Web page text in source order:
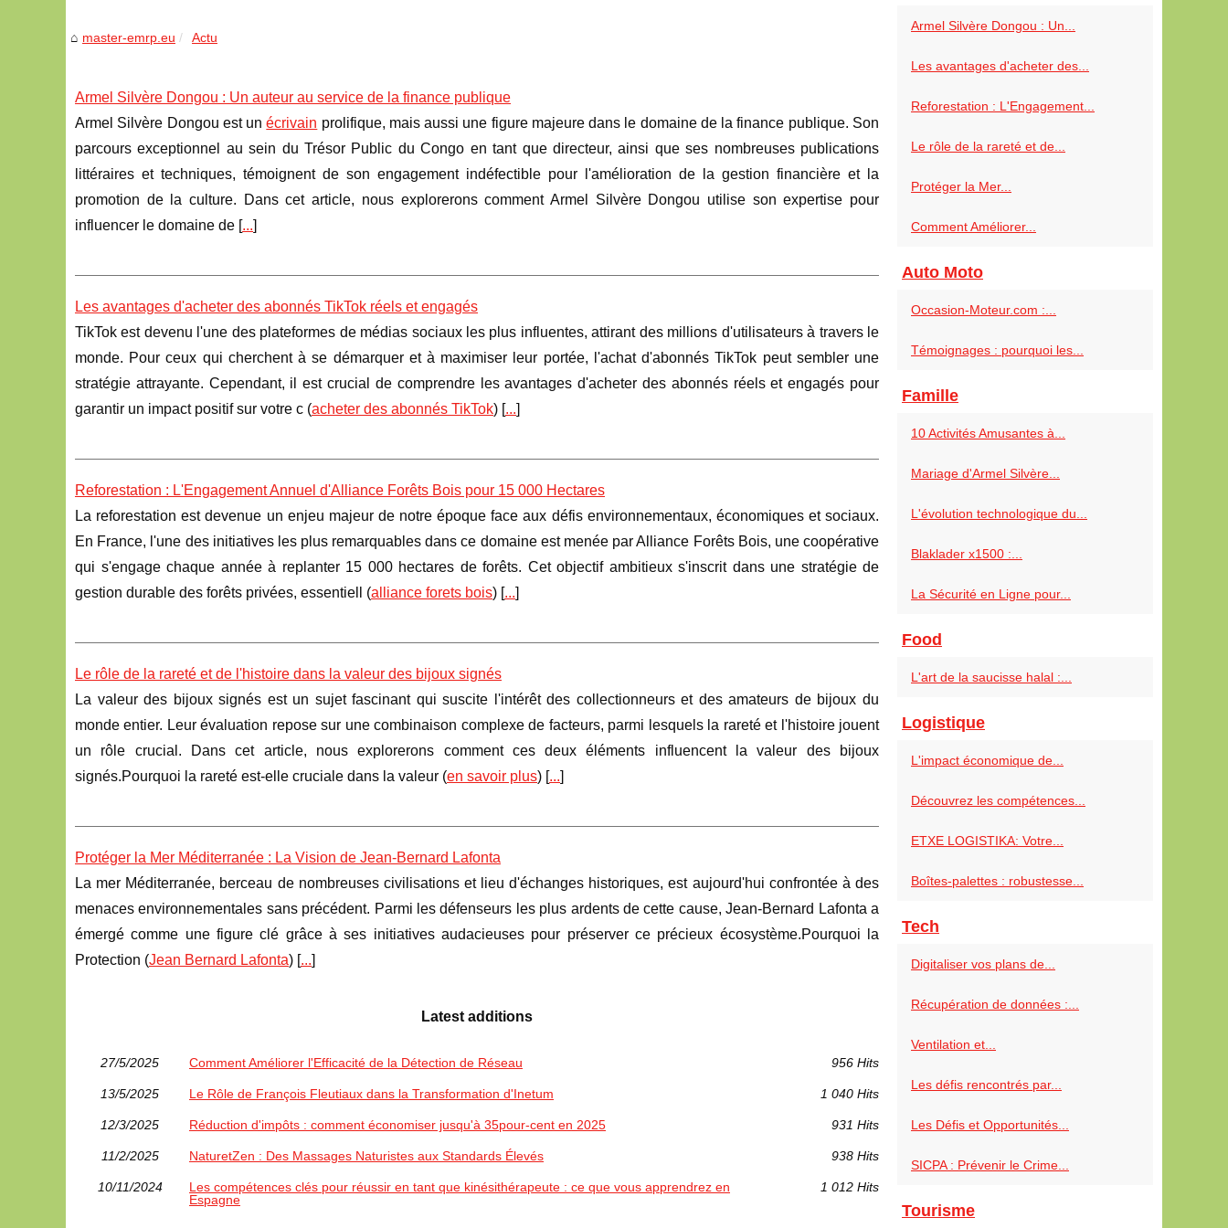
master-emrp.eu Actu
Armel Silvère Dongou : Un auteur au service de la finance publique
Armel Silvère Dongou est unécrivain prolifique, mais aussi une figure majeure dans le domaine de la finance publique. Son
parcours exceptionnel au sein du Trésor Public du Congo en tant que directeur, ainsi que ses nombreuses publications
littéraires et techniques, témoignent de son engagement indéfectible pour l'amélioration de la gestion financière et la
promotion de la culture. Dans cet article, nous explorerons comment Armel Silvère Dongou utilise son expertise pour
influencer le domaine de [...]
Les avantages d'acheter des abonnés TikTok réels et engagés
TikTok est devenu l'une des plateformes de médias sociaux les plus influentes, attirant des millions d'utilisateurs à travers le
monde. Pour ceux qui cherchent à se démarquer et à maximiser leur portée, l'achat d'abonnés TikTok peut sembler une
stratégie attrayante. Cependant, il est crucial de comprendre les avantages d'acheter des abonnés réels et engagés pour
garantir un impact positif sur votre c (acheter des abonnés TikTok) [...]
Reforestation : L'Engagement Annuel d'Alliance Forêts Bois pour 15 000 Hectares
La reforestation est devenue un enjeu majeur de notre époque face aux défis environnementaux, économiques et sociaux.
En France, l'une des initiatives les plus remarquables dans ce domaine est menée par Alliance Forêts Bois, une coopérative
qui s'engage chaque année à replanter 15 000 hectares de forêts. Cet objectif ambitieux s'inscrit dans une stratégie de
gestion durable des forêts privées, essentiell (alliance forets bois) [...]
Le rôle de la rareté et de l'histoire dans la valeur des bijoux signés
La valeur des bijoux signés est un sujet fascinant qui suscite l'intérêt des collectionneurs et des amateurs de bijoux du
monde entier. Leur évaluation repose sur une combinaison complexe de facteurs, parmi lesquels la rareté et l'histoire jouent
un rôle crucial. Dans cet article, nous explorerons comment ces deux éléments influencent la valeur des bijoux
signés.Pourquoi la rareté est-elle cruciale dans la valeur (en savoir plus) [...]
Protéger la Mer Méditerranée : La Vision de Jean-Bernard Lafonta
La mer Méditerranée, berceau de nombreuses civilisations et lieu d'échanges historiques, est aujourd'hui confrontée à des
menaces environnementales sans précédent. Parmi les défenseurs les plus ardents de cette cause, Jean-Bernard Lafonta a
émergé comme une figure clé grâce à ses initiatives audacieuses pour préserver ce précieux écosystème.Pourquoi la
Protection (Jean Bernard Lafonta) [...]
Latest additions
27/5/2025 Comment Améliorer l'Efficacité de la Détection de Réseau 956 Hits
13/5/2025 Le Rôle de François Fleutiaux dans la Transformation d'Inetum 1 040 Hits
12/3/2025 Réduction d'impôts : comment économiser jusqu'à 35pour-cent en 2025 931 Hits
11/2/2025 NaturetZen : Des Massages Naturistes aux Standards Élevés 938 Hits
10/11/2024
Les compétences clés pour réussir en tant que kinésithérapeute : ce que vous apprendrez en
Espagne
1 012 Hits
Armel Silvère Dongou : Un...
Les avantages d'acheter des...
Reforestation : L'Engagement...
Le rôle de la rareté et de...
Protéger la Mer...
Comment Améliorer...
Auto Moto
Occasion-Moteur.com :...
Témoignages : pourquoi les...
Famille
10 Activités Amusantes à...
Mariage d'Armel Silvère...
L'évolution technologique du...
Blaklader x1500 :...
La Sécurité en Ligne pour...
Food
L'art de la saucisse halal :...
Logistique
L'impact économique de...
Découvrez les compétences...
ETXE LOGISTIKA: Votre...
Boîtes-palettes : robustesse...
Tech
Digitaliser vos plans de...
Récupération de données :...
Ventilation et...
Les défis rencontrés par...
Les Défis et Opportunités...
SICPA : Prévenir le Crime...
Tourisme